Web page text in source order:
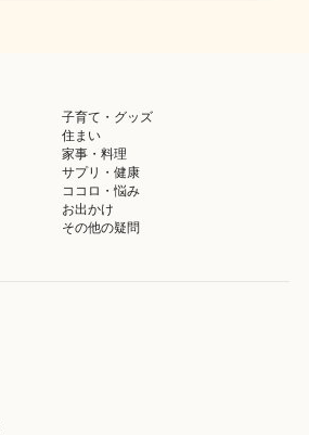
子育て・グッズ
住まい
家事・料理
サプリ・健康
ココロ・悩み
お出かけ
その他の疑問